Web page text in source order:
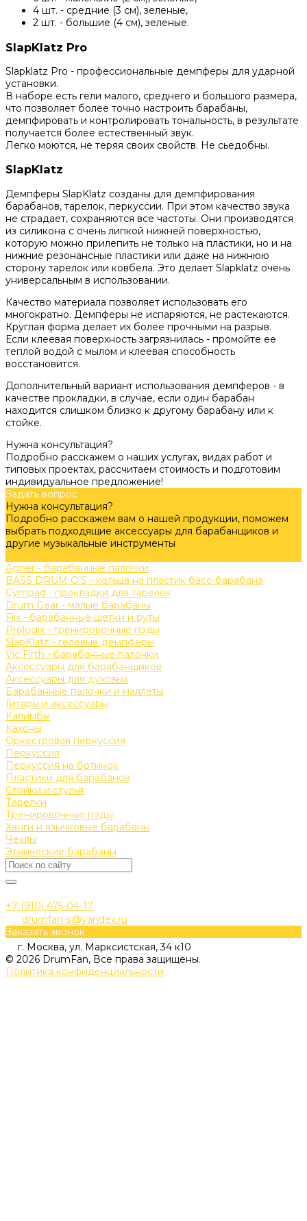
4 шт. - средние (3 см), зеленые,
2 шт. - большие (4 см), зеленые.
SlapKlatz Pro
Slapklatz Pro - профессиональные демпферы для ударной
установки.
В наборе есть гели малого, среднего и большого размера,
что позволяет более точно настроить барабаны,
демпфировать и контролировать тональность, в результате
получается более естественный звук.
Легко моются, не теряя своих свойств. Не сьедобны.
SlapKlatz
Демпферы SlapKlatz созданы для демпфирования
барабанов, тарелок, перкуссии. При этом качество звука
не страдает, сохраняются все частоты. Они производятся
из силикона с очень липкой нижней поверхностью,
которую можно прилепить не только на пластики, но и на
нижние резонансные пластики или даже на нижнюю
сторону тарелок или ковбела. Это делает Slapklatz очень
универсальным в использовании.
Качество материала позволяет использовать его
многократно. Демпферы не испаряются, не растекаются.
Круглая форма делает их более прочными на разрыв.
Если клеевая поверхность загрязнилась - промойте ее
теплой водой с мылом и клеевая способность
восстановится.
Дополнительный вариант использования демпферов - в
качестве прокладки, в случае, если один барабан
находится слишком близко к другому барабану или к
стойке.
Нужна консультация?
Подробно расскажем о наших услугах, видах работ и
типовых проектах, рассчитаем стоимость и подготовим
индивидуальное предложение!
Задать вопрос
Нужна консультация?
Подробно расскажем вам о нашей продукции, поможем
выбрать подходящие аксессуары для барабанщиков и
другие музыкальные инструменты
Agner - барабанные палочки
BASS DRUM O’S - кольца на пластик басс-барабана
Cympad - прокладки для тарелок
Drum Gear - малые барабаны
Flix - барабанные щетки и руты
Prologix - тренировочные пэды
SlapKlatz - гелевые демпферы
Vic Firth - барабанные палочки
Аксессуары для барабанщиков
Аксессуары для духовых
Барабанные палочки и маллеты
Гитары и аксессуары
Калимбы
Кахоны
Оркестровая перкуссия
Перкуссия
Перкуссия на ботинок
Пластики для барабанов
Стойки и стулья
Тарелки
Тренировочные пэды
Ханги и язычковые барабаны
Чехлы
Этнические барабаны
+7 (910) 475-04-17
drumfan-s@yandex.ru
Заказать звонок
г. Москва, ул. Марксистская, 34 к10
© 2026 DrumFan, Все права защищены.
Политика конфиденциальности